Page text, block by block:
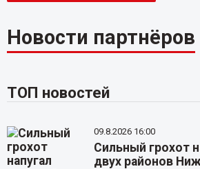
Новости партнёров
ТОП новостей
09.8.2026 16:00
Сильный грохот
двух районов